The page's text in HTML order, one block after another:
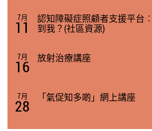
7月
11
認知障礙症照顧者支援平台
到我？(社區資源)
7月
16 放射治療講座
7月
28 「氣促知多啲」網上講座